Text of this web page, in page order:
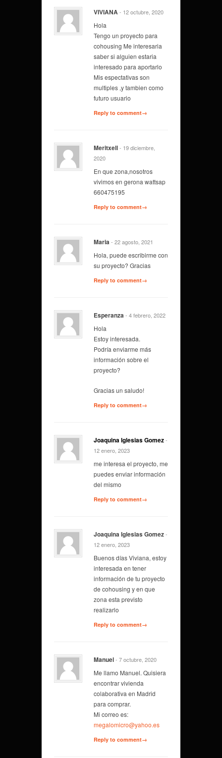
VIVIANA- 12 octubre, 2020
Hola
Tengo un proyecto para
cohousing Me interesaria
saber si alguien estaria
interesado para aportarlo
Mis espectativas son
multiples ,y tambien como
futuro usuario
Reply to comment→
Meritxell- 19 diciembre,
2020
En que zona,nosotros
vivimos en gerona wattsap
660475195
Reply to comment→
Maria- 22 agosto, 2021
Hola, puede escribirme con
su proyecto? Gracias
Reply to comment→
Esperanza- 4 febrero, 2022
Hola
Estoy interesada.
Podría enviarme más
información sobre el
proyecto?
Gracias un saludo!
Reply to comment→
Joaquina Iglesias Gomez-
12 enero, 2023
me interesa el proyecto, me
puedes enviar información
del mismo
Reply to comment→
Joaquina Iglesias Gomez-
12 enero, 2023
Buenos días Viviana, estoy
interesada en tener
información de tu proyecto
de cohousing y en que
zona esta previsto
realizarlo
Reply to comment→
Manuel- 7 octubre, 2020
Me llamo Manuel. Quisiera
encontrar vivienda
colaborativa en Madrid
para comprar.
Mi correo es:
megalomicro@yahoo.es
Reply to comment→